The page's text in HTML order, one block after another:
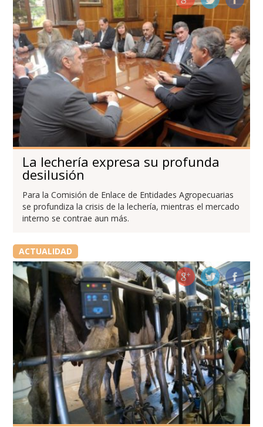
La lechería expresa su profunda
desilusión
Para la Comisión de Enlace de Entidades Agropecuarias
se profundiza la crisis de la lechería, mientras el mercado
interno se contrae aun más.
ACTUALIDAD